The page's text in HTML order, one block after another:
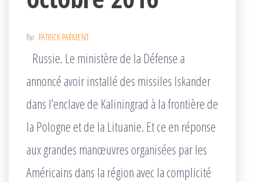
Par PATRICK PARMENT
Russie. Le ministère de la Défense a
annoncé avoir installé des missiles Iskander
dans l’enclave de Kaliningrad à la frontière de
la Pologne et de la Lituanie. Et ce en réponse
aux grandes manœuvres organisées par les
Américains dans la région avec la complicité